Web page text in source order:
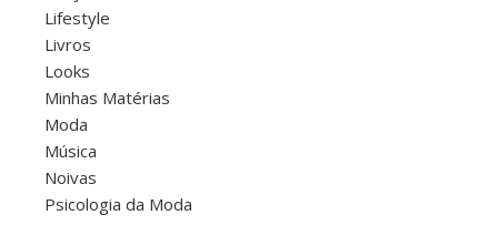
Lifestyle
Livros
Looks
Minhas Matérias
Moda
Música
Noivas
Psicologia da Moda